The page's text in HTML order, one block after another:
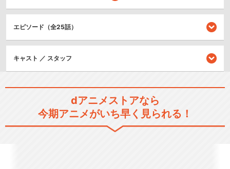
ー数3000万人の“神ゲー”『シャングリラ・フロンティア』だった。集う
仲間、広がる世界。そして“宿敵”との出会いが、彼の、全てのプレイヤー
の運命を変えていく!! 最強クソゲーマーによる最高のゲーム冒険譚、ここ
に開幕!!
SF/ファンタジー
シャングリラ・フロンティア
2nd Season
エピソード（全25話）
キャスト ／ スタッフ
dアニメストアなら
今期アニメがいち早く見られる！